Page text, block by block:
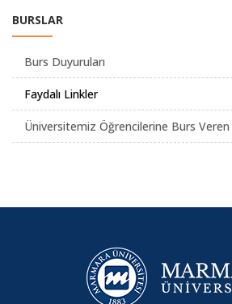
BURSLAR
Burs Duyuruları
Faydalı Linkler
Üniversitemiz Öğrencilerine Burs